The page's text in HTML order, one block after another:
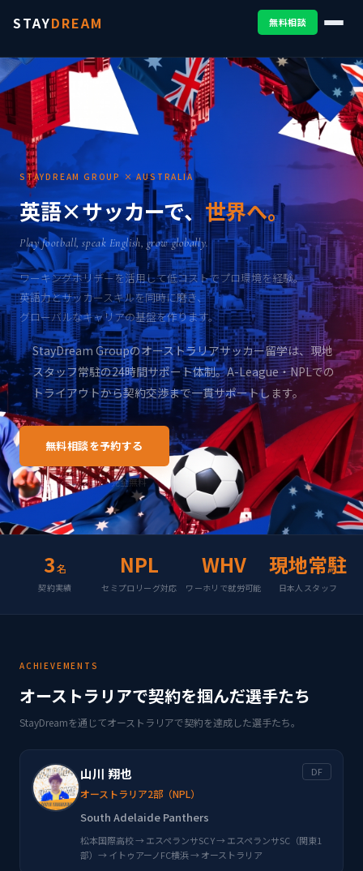
STAYDREAM 無料相談
STAYDREAM GROUP × AUSTRALIA
英語×サッカーで、世界へ。
Play football, speak English, grow globally.
ワーキングホリデーを活用して低コストでプロ環境を経験。
英語力とサッカースキルを同時に磨き、
グローバルなキャリアの基盤を作ります。
StayDream Groupのオーストラリアサッカー留学は、現地
スタッフ常駐の24時間サポート体制。A-League・NPLでの
トライアウトから契約交渉まで一貫サポートします。
無料相談を予約する
オンライン面談 30分・完全無料
3名
契約実績
NPL
セミプロリーグ対応
WHV
ワーホリで就労可能
現地常駐
日本人スタッフ
ACHIEVEMENTS
オーストラリアで契約を掴んだ選手たち
StayDreamを通じてオーストラリアで契約を達成した選手たち。
山川 翔也
オーストラリア2部（NPL）
DF
South Adelaide Panthers
松本国際高校 → エスペランサSC Y → エスペランサSC（関東1
部）→ イトゥアーノFC横浜 → オーストラリア